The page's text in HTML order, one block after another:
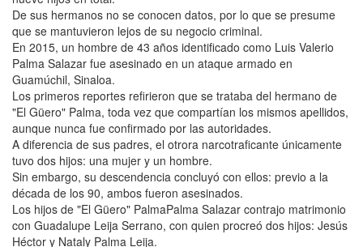
De sus hermanos no se conocen datos, por lo que se presume
que se mantuvieron lejos de su negocio criminal.
En 2015, un hombre de 43 años identificado como Luis Valerio
Palma Salazar fue asesinado en un ataque armado en
Guamúchil, Sinaloa.
Los primeros reportes refirieron que se trataba del hermano de
"El Güero" Palma, toda vez que compartían los mismos apellidos,
aunque nunca fue confirmado por las autoridades.
A diferencia de sus padres, el otrora narcotraficante únicamente
tuvo dos hijos: una mujer y un hombre.
Sin embargo, su descendencia concluyó con ellos: previo a la
década de los 90, ambos fueron asesinados.
Los hijos de "El Güero" PalmaPalma Salazar contrajo matrimonio
con Guadalupe Leija Serrano, con quien procreó dos hijos: Jesús
Héctor y Nataly Palma Leija.